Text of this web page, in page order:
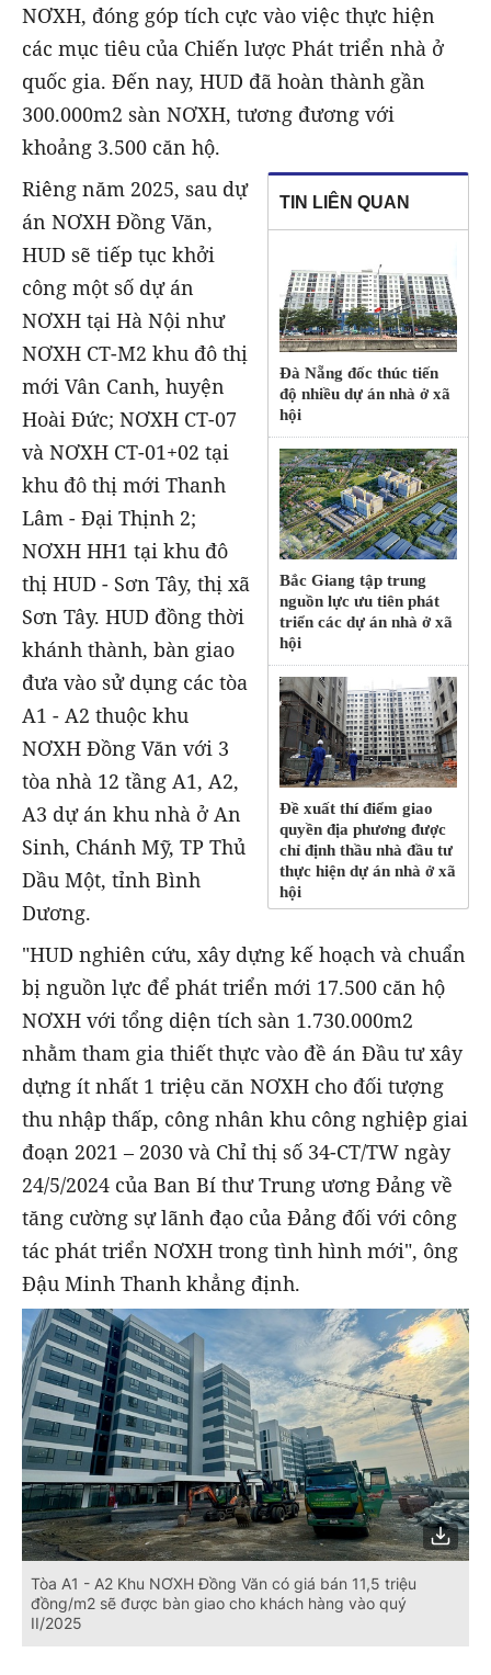
NƠXH, đóng góp tích cực vào việc thực hiện
các mục tiêu của Chiến lược Phát triển nhà ở
quốc gia. Đến nay, HUD đã hoàn thành gần
300.000m2 sàn NƠXH, tương đương với
khoảng 3.500 căn hộ.
TIN LIÊN QUAN
Đà Nẵng đốc thúc tiến
độ nhiều dự án nhà ở xã
hội
Bắc Giang tập trung
nguồn lực ưu tiên phát
triển các dự án nhà ở xã
hội
Đề xuất thí điểm giao
quyền địa phương được
chỉ định thầu nhà đầu tư
thực hiện dự án nhà ở xã
hội
Riêng năm 2025, sau dự
án NƠXH Đồng Văn,
HUD sẽ tiếp tục khởi
công một số dự án
NƠXH tại Hà Nội như
NƠXH CT-M2 khu đô thị
mới Vân Canh, huyện
Hoài Đức; NƠXH CT-07
và NƠXH CT-01+02 tại
khu đô thị mới Thanh
Lâm - Đại Thịnh 2;
NƠXH HH1 tại khu đô
thị HUD - Sơn Tây, thị xã
Sơn Tây. HUD đồng thời
khánh thành, bàn giao
đưa vào sử dụng các tòa
A1 - A2 thuộc khu
NƠXH Đồng Văn với 3
tòa nhà 12 tầng A1, A2,
A3 dự án khu nhà ở An
Sinh, Chánh Mỹ, TP Thủ
Dầu Một, tỉnh Bình
Dương.
"HUD nghiên cứu, xây dựng kế hoạch và chuẩn
bị nguồn lực để phát triển mới 17.500 căn hộ
NƠXH với tổng diện tích sàn 1.730.000m2
nhằm tham gia thiết thực vào đề án Đầu tư xây
dựng ít nhất 1 triệu căn NƠXH cho đối tượng
thu nhập thấp, công nhân khu công nghiệp giai
đoạn 2021 – 2030 và Chỉ thị số 34-CT/TW ngày
24/5/2024 của Ban Bí thư Trung ương Đảng về
tăng cường sự lãnh đạo của Đảng đối với công
tác phát triển NƠXH trong tình hình mới", ông
Đậu Minh Thanh khẳng định.
Tòa A1 - A2 Khu NƠXH Đồng Văn có giá bán 11,5 triệu
đồng/m2 sẽ được bàn giao cho khách hàng vào quý
II/2025